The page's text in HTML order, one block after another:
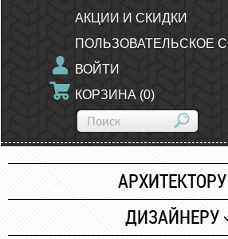
АКЦИИ И СКИДКИ
ПОЛЬЗОВАТЕЛЬСКОЕ
ВОЙТИ
КОРЗИНА (0)
АРХИТЕКТОРУ
Бумага
ДИЗАЙНЕРУ